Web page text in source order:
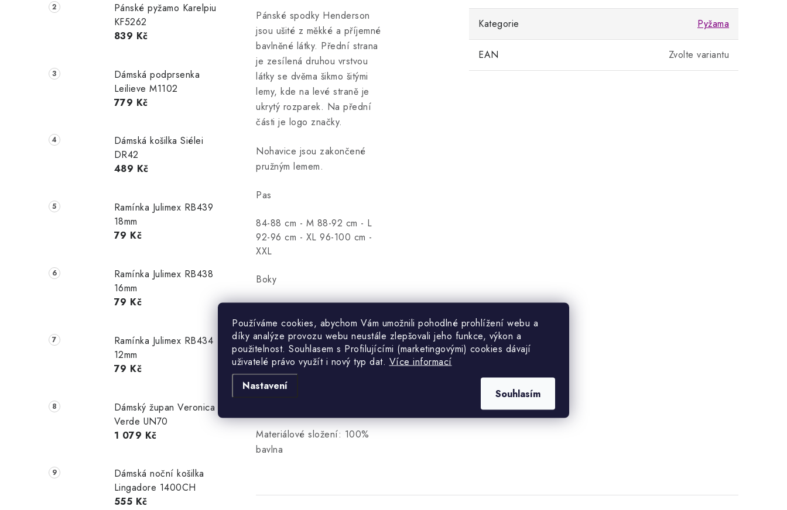
Používáme cookies, abychom Vám umožnili pohodlné prohlížení webu a
díky analýze provozu webu neustále zlepšovali jeho funkce, výkon a
použitelnost. Souhlasem s Profilujícími (marketingovými) cookies dávají
uživatelé právo využít i nový typ dat. Více informací
Nastavení
Souhlasím
Pánské pyžamo Karelpiu
KF5262
839 Kč
Dámská podprsenka
Leilieve M1102
779 Kč
Dámská košilka Siélei
DR42
489 Kč
Ramínka Julimex RB439
18mm
79 Kč
Ramínka Julimex RB438
16mm
79 Kč
Ramínka Julimex RB434
12mm
79 Kč
Dámský župan Veronica
Verde UN70
1 079 Kč
Dámská noční košilka
Lingadore 1400CH
555 Kč
Pánské spodky Henderson
jsou ušité z měkké a příjemné
bavlněné látky. Přední strana
je zesílená druhou vrstvou
látky se dvěma šikmo šitými
lemy, kde na levé straně je
ukrytý rozparek. Na přední
části je logo značky.
Nohavice jsou zakončené
pružným lemem.
Pas
84-88 cm - M 88-92 cm - L
92-96 cm - XL 96-100 cm -
XXL
Boky
98-102 cm - M 102-106 cm - L
106-110 cm - XL 110-114 cm -
XXL
Výška
174-180 - M 180-186 - L 186-
Materiálové složení: 100%
bavlna
Kategorie Pyžama
EAN Zvolte variantu